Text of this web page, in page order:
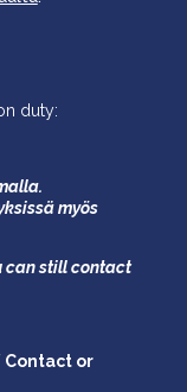
duty:
myös
can still contact
or